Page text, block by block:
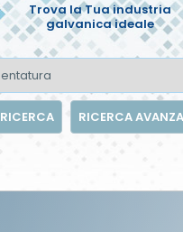
Trova la Tua industria
galvanica ideale
RICERCA RICERCA